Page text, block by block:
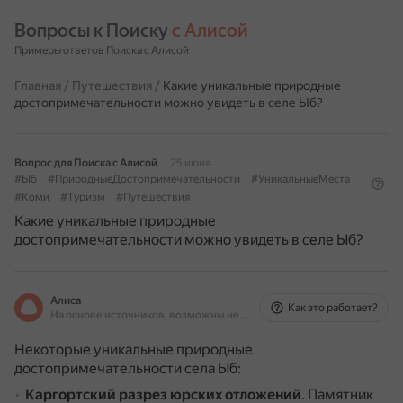
Вопросы к Поиску с Алисой
Примеры ответов Поиска с Алисой
Главная / Путешествия / Какие уникальные природные
достопримечательности можно увидеть в селе Ыб?
Вопрос для Поиска с Алисой
25 июня
#Ыб
#ПриродныеДостопримечательности
#УникальныеМеста
#Коми
#Туризм #Путешествия
Какие уникальные природные
достопримечательности можно увидеть в селе Ыб?
Алиса
На основе источников, возможны неточности
Как это работает?
Некоторые уникальные природные
достопримечательности села Ыб:
Каргортский разрез юрских отложений. Памятник